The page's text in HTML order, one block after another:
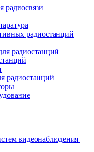
радиосвязи
радиостанций
радиостанций
радиостанций
видеонаблюдения